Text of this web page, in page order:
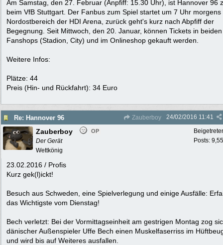
Am Samstag, den 27. Februar (Anpfiff: 15.30 Uhr), ist Hannover 96
beim VfB Stuttgart. Der Fanbus zum Spiel startet um 7 Uhr morgens
Nordostbereich der HDI Arena, zurück geht's kurz nach Abpfiff der
Begegnung. Seit Mittwoch, den 20. Januar, können Tickets in beiden
Fanshops (Stadion, City) und im Onlineshop gekauft werden.
Weitere Infos:
Plätze: 44
Preis (Hin- und Rückfahrt): 34 Euro
Re: Hannover 96 Zauberboy 24/02/2016 11:41
Posts:
Zauberboy OP
Der Gerät
Wettkönig
23.02.2016 / Profis
Kurz gek(l)ickt!
Besuch aus Schweden, eine Spielverlegung und einige Ausfälle:
das Wichtigste vom Dienstag!
Bech verletzt: Bei der Vormittagseinheit am gestrigen Montag zog
dänischer Außenspieler Uffe Bech einen Muskelfaserriss im
und wird bis auf Weiteres ausfallen.